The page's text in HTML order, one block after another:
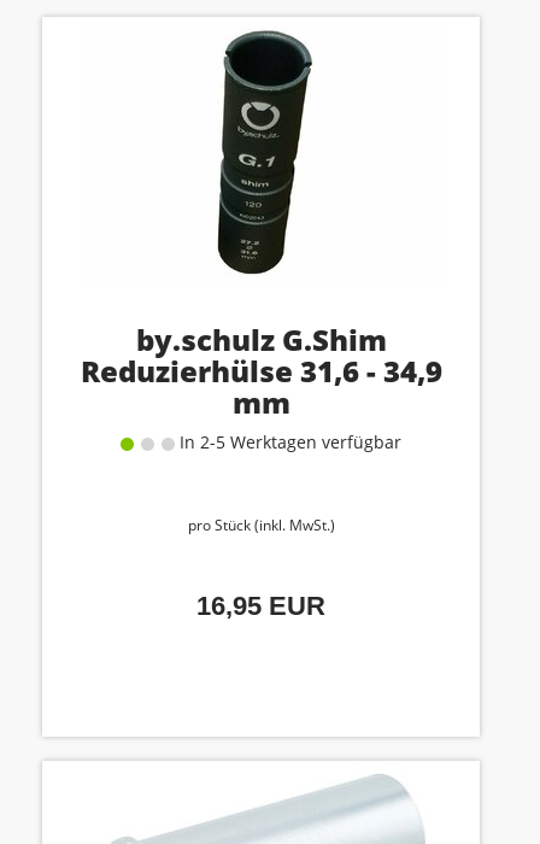
by.schulz G.Shim
Reduzierhülse 31,6 - 34,9
mm
In 2-5 Werktagen verfügbar
pro Stück (inkl. MwSt.)
16,95 EUR